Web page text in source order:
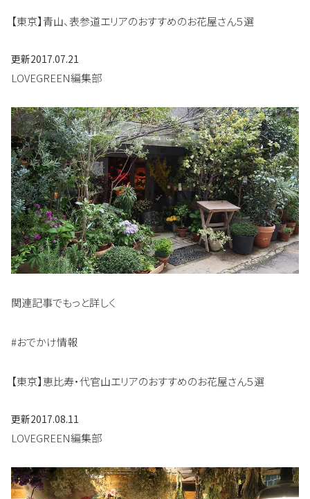
【東京】青山、表参道エリアのおすすめのお花屋さん５選
更新2017.07.21
LOVEGREEN編集部
関連記事でもっと詳しく
#おでかけ情報
【東京】恵比寿・代官山エリアのおすすめのお花屋さん５選
更新2017.08.11
LOVEGREEN編集部